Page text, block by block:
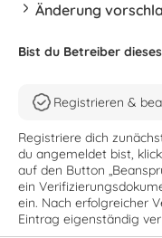
Änderung
Bist du Betreiber
Registrieren &
Registriere dich
du angemeldet bist,
auf den Button
ein
ein. Nach erfolgreicher
Eintrag eigenständig